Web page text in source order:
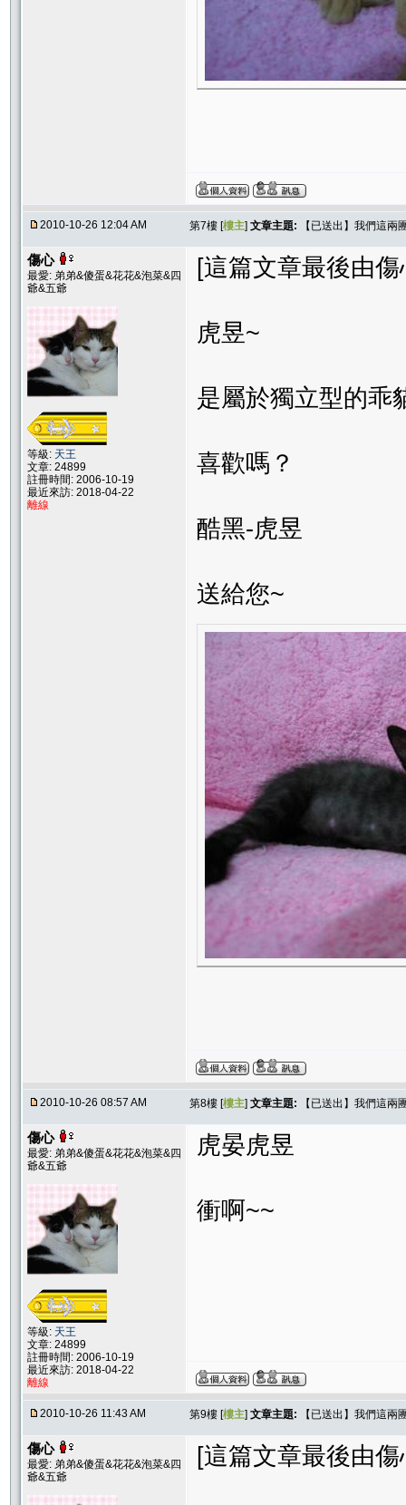
2010-10-26 12:04 AM 第7樓 [樓主] 文章主題: 【已送出】我們這
傷心
最愛: 弟弟&傻蛋&花花&泡菜&四
爺&五爺
等級: 天王
文章: 24899
註冊時間: 2006-10-19
最近來訪: 2018-04-22
離線
[這篇文章最後由
虎昱~
是屬於獨立型的乖
喜歡嗎？
酷黑-虎昱
送給您~
2010-10-26 08:57 AM 第8樓 [樓主] 文章主題: 【已送出】我們這
傷心
最愛: 弟弟&傻蛋&花花&泡菜&四
爺&五爺
等級: 天王
文章: 24899
註冊時間: 2006-10-19
最近來訪: 2018-04-22
離線
虎晏虎昱
衝啊~~
2010-10-26 11:43 AM 第9樓 [樓主] 文章主題: 【已送出】我們這
傷心
最愛: 弟弟&傻蛋&花花&泡菜&四
爺&五爺
[這篇文章最後由